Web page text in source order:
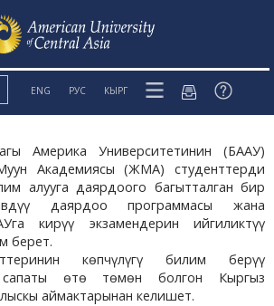
ENG РУС КЫРГ
Америка Университетинин (БААУ)
Академиясы (ЖМА) студенттерди
алууга даярдоого багытталган бир
даярдоо программасы жана
кирүү экзамендерин ийгиликтүү
берет.
көпчүлүгү билим берүү
сапаты өтө төмөн болгон Кыргыз
аймактарынан келишет.